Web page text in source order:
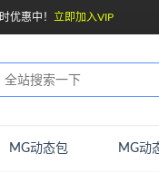
优惠中！ 立即加入VIP
MG动态包 MG动